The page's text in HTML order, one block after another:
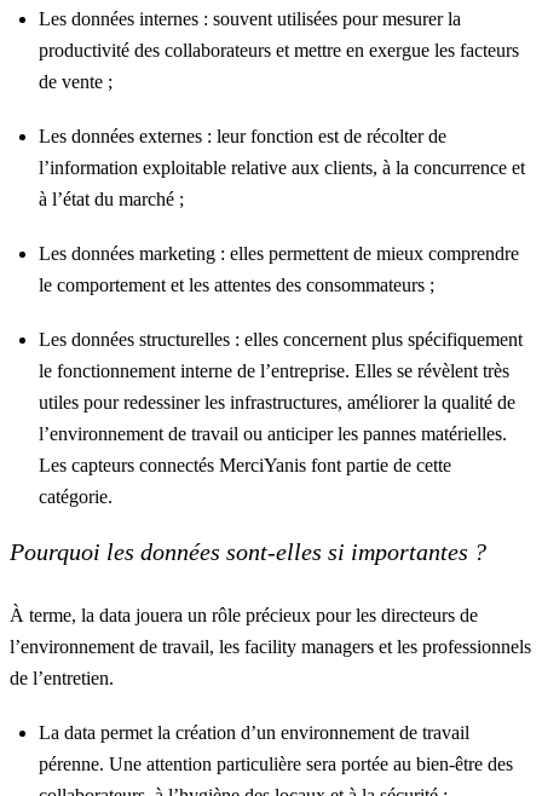
Les données internes : souvent utilisées pour mesurer la
productivité des collaborateurs et mettre en exergue les facteurs
de vente ;
Les données externes : leur fonction est de récolter de
l’information exploitable relative aux clients, à la concurrence et
à l’état du marché ;
Les données marketing : elles permettent de mieux comprendre
le comportement et les attentes des consommateurs ;
Les données structurelles : elles concernent plus spécifiquement
le fonctionnement interne de l’entreprise. Elles se révèlent très
utiles pour redessiner les infrastructures, améliorer la qualité de
l’environnement de travail ou anticiper les pannes matérielles.
Les capteurs connectés MerciYanis font partie de cette
catégorie.
Pourquoi les données sont-elles si importantes ?
À terme, la data jouera un rôle précieux pour les directeurs de
l’environnement de travail, les facility managers et les professionnels
de l’entretien.
La data permet la création d’un environnement de travail
pérenne. Une attention particulière sera portée au bien-être des